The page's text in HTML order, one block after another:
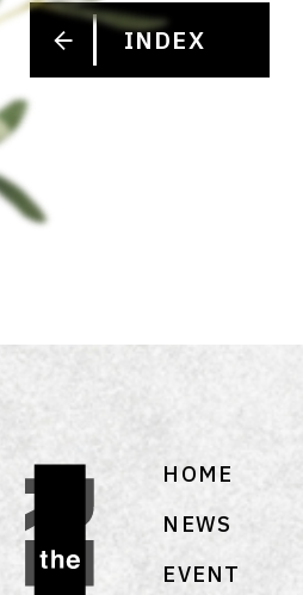
INDEX
HOME
NEWS
EVENT